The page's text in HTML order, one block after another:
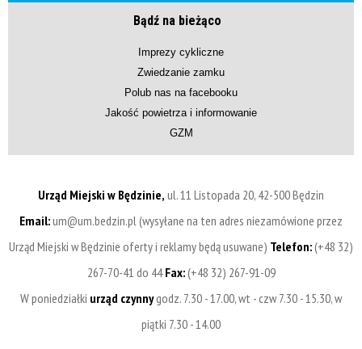
Bądź na bieżąco
Imprezy cykliczne
Zwiedzanie zamku
Polub nas na facebooku
Jakość powietrza i informowanie
GZM
Urząd Miejski w Będzinie, ul. 11 Listopada 20, 42-500 Będzin
Email:um@um.bedzin.pl (wysyłane na ten adres niezamówione przez
Urząd Miejski w Będzinie oferty i reklamy będą usuwane) Telefon:(+48 32)
267-70-41 do 44Fax:(+48 32) 267-91-09
W poniedziałki urząd czynnygodz. 7.30 - 17.00, wt - czw 7.30 - 15.30, w
piątki 7.30 - 14.00